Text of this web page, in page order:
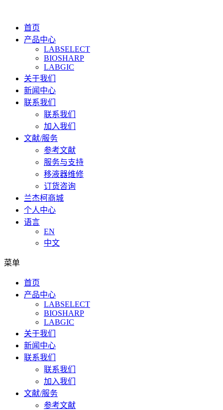
首页
产品中心
LABSELECT
BIOSHARP
LABGIC
关于我们
新闻中心
联系我们
联系我们
加入我们
文献/服务
参考文献
服务与支持
移液器维修
订货咨询
兰杰柯商城
个人中心
语言
EN
中文
菜单
首页
产品中心
LABSELECT
BIOSHARP
LABGIC
关于我们
新闻中心
联系我们
联系我们
加入我们
文献/服务
参考文献